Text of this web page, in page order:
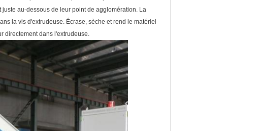
au-dessous de leur point de agglomération. La
la vis d'extrudeuse. Écrase, sèche et rend le matériel
directement dans l'extrudeuse.